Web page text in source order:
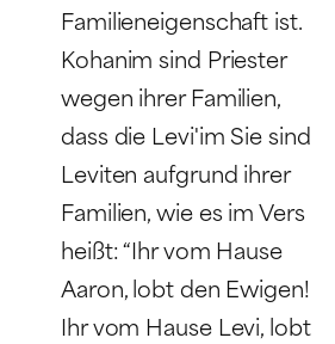
Familieneigenschaft ist.
Kohanim sind Priester
wegen ihrer Familien,
dass die Levi'im Sie sind
Leviten aufgrund ihrer
Familien, wie es im Vers
heißt: “Ihr vom Hause
Aaron, lobt den Ewigen!
Ihr vom Hause Levi, lobt